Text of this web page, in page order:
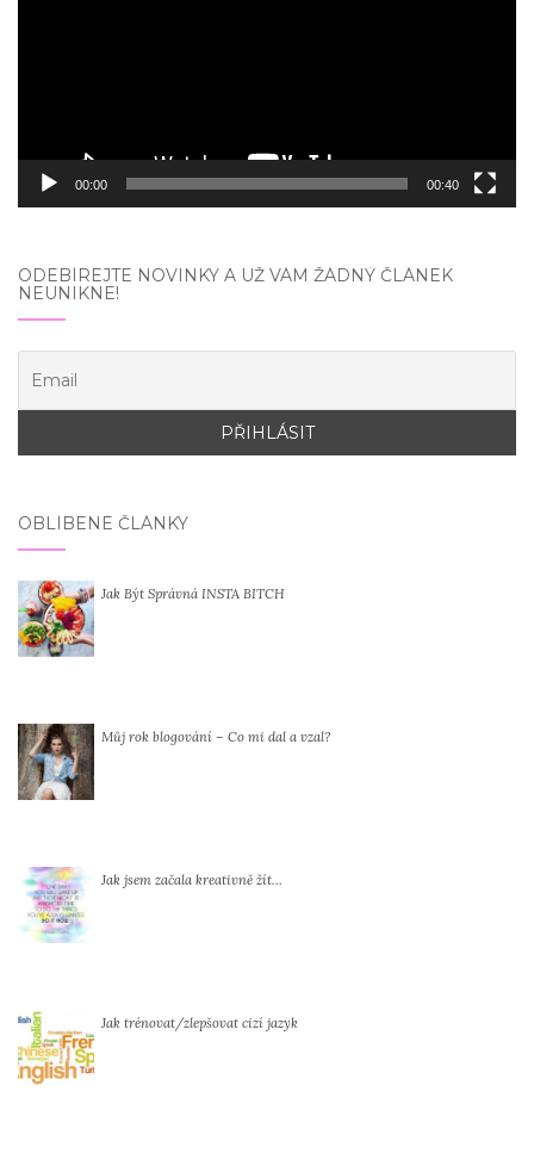
00:00 00:40
ODEBÍREJTE NOVINKY A UŽ VÁM ŽÁDNÝ ČLÁNEK
NEUNIKNE!
OBLÍBENÉ ČLÁNKY
Jak Být Správná INSTA BITCH
Můj rok blogování – Co mi dal a vzal?
Jak jsem začala kreativně žít…
Jak trénovat/zlepšovat cizí jazyk